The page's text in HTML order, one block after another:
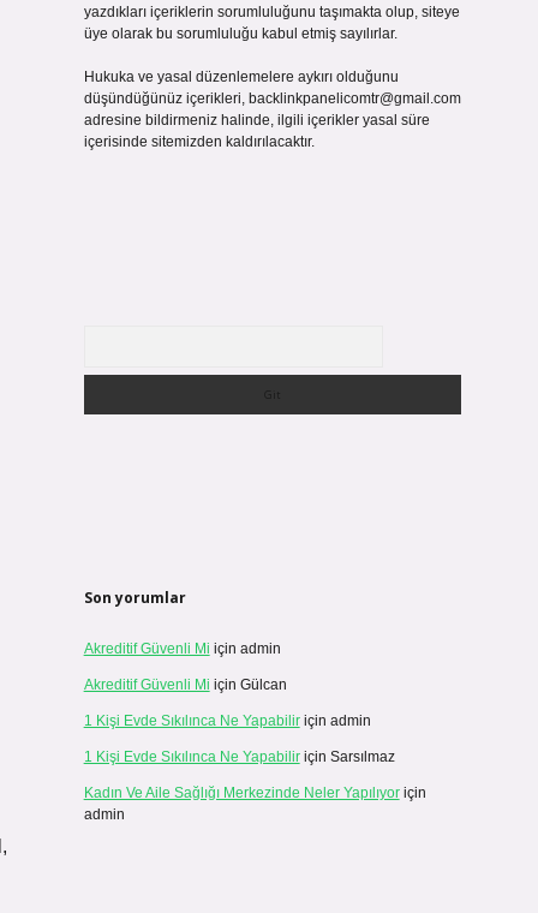
yazdıkları içeriklerin sorumluluğunu taşımakta olup, siteye
üye olarak bu sorumluluğu kabul etmiş sayılırlar.
Hukuka ve yasal düzenlemelere aykırı olduğunu
düşündüğünüz içerikleri, backlinkpanelicomtr@gmail.com
adresine bildirmeniz halinde, ilgili içerikler yasal süre
içerisinde sitemizden kaldırılacaktır.
Son yorumlar
Akreditif Güvenli Mi için admin
Akreditif Güvenli Mi için Gülcan
1 Kişi Evde Sıkılınca Ne Yapabiliriçin admin
1 Kişi Evde Sıkılınca Ne Yapabiliriçin Sarsılmaz
Kadın Ve Aile Sağlığı Merkezinde Neler Yapılıyoriçin
admin